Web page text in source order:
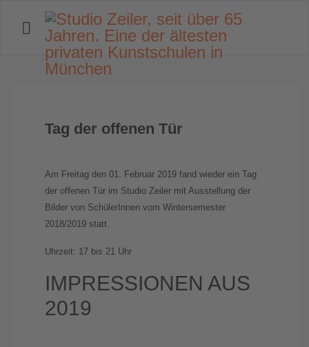
Tag der offenen Tür
Am Freitag den 01. Februar 2019 fand wieder ein Tag
der offenen Tür im Studio Zeiler mit Ausstellung der
Bilder von SchülerInnen vom Wintersemester
2018/2019 statt.
Uhrzeit: 17 bis 21 Uhr
IMPRESSIONEN AUS
2019